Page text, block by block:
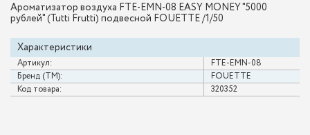
Ароматизатор воздуха FTE-EMN-08 EASY MONEY "5000
рублей" (Tutti Frutti) подвесной FOUETTE /1/50
Характеристики
Артикул:
FTE-EMN-08
Бренд (ТМ):
FOUETTE
Код товара:
320352